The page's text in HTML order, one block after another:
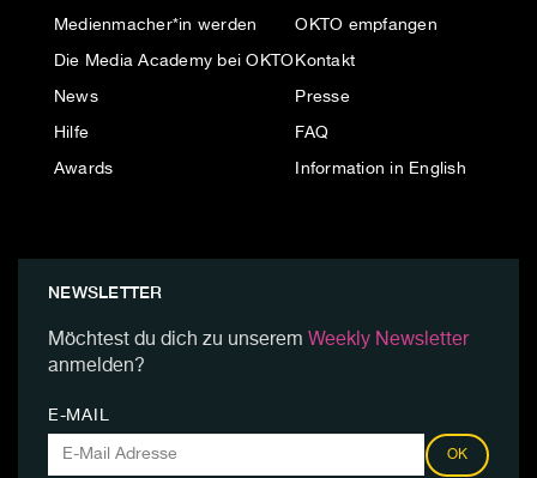
Medienmacher*in werden
Die Media Academy bei OKTO
News
Hilfe
Awards
OKTO empfangen
Kontakt
Presse
FAQ
Information in English
NEWSLETTER
Möchtest du dich zu unserem Weekly Newsletter
anmelden?
E-MAIL
OK